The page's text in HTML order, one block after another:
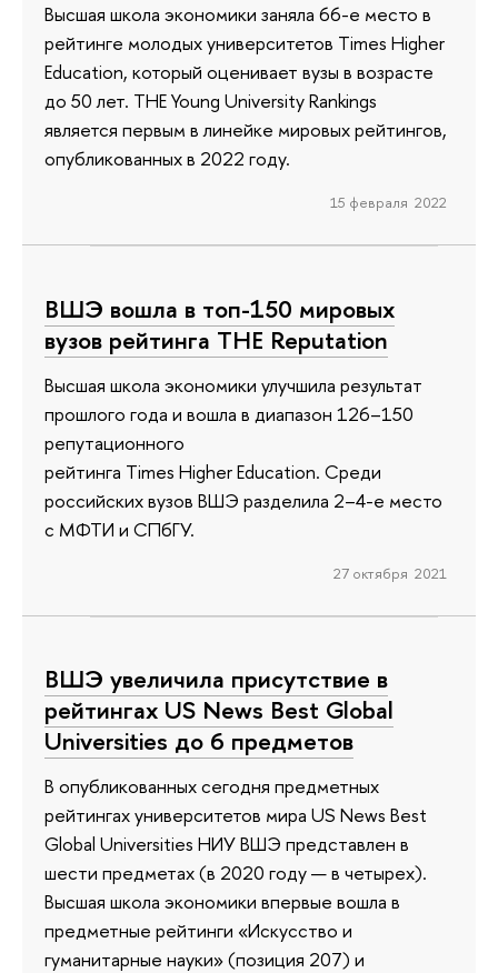
Высшая школа экономики заняла 66-е место в
рейтинге молодых университетов Times Higher
Education, который оценивает вузы в возрасте
до 50 лет. THE Young University Rankings
является первым в линейке мировых рейтингов,
опубликованных в 2022 году.
15 февраля 2022
ВШЭ вошла в топ-150 мировых
вузов рейтинга THE Reputation
Высшая школа экономики улучшила результат
прошлого года и вошла в диапазон 126–150
репутационного
рейтинга Times Higher Education. Среди
российских вузов ВШЭ разделила 2–4-е место
с МФТИ и СПбГУ.
27 октября 2021
ВШЭ увеличила присутствие в
рейтингах US News Best Global
Universities до 6 предметов
В опубликованных сегодня предметных
рейтингах университетов мира US News Best
Global Universities НИУ ВШЭ представлен в
шести предметах (в 2020 году — в четырех).
Высшая школа экономики впервые вошла в
предметные рейтинги «Искусство и
гуманитарные науки» (позиция 207) и